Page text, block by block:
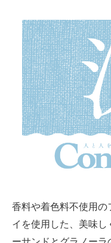
香料や着色料不使用
イを使用した、美味